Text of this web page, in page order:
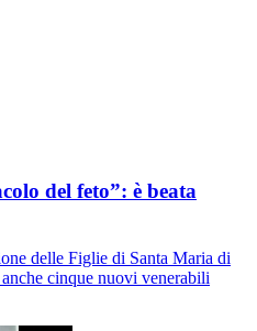
del feto”: è beata
delle Figlie di Santa Maria di
cinque nuovi venerabili